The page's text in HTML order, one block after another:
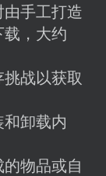
手工打造
，大约
战以获取
卸载内
物品或自